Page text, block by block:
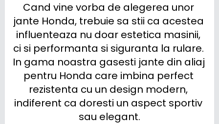
Cand vine vorba de alegerea unor
jante Honda, trebuie sa stii ca acestea
influenteaza nu doar estetica masinii,
ci si performanta si siguranta la rulare.
In gama noastra gasesti jante din aliaj
pentru Honda care imbina perfect
rezistenta cu un design modern,
indiferent ca doresti un aspect sportiv
sau elegant.